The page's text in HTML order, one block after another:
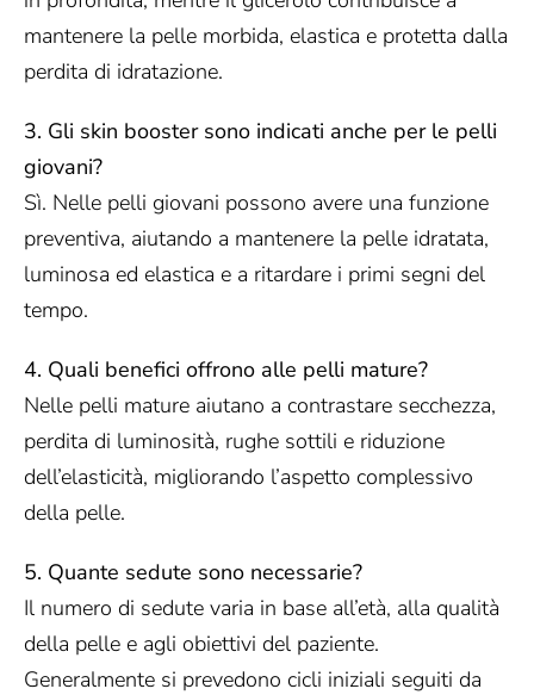
mantenere la pelle morbida, elastica e protetta dalla
perdita di idratazione.
3. Gli skin booster sono indicati anche per le pelli
giovani?
Sì. Nelle pelli giovani possono avere una funzione
preventiva, aiutando a mantenere la pelle idratata,
luminosa ed elastica e a ritardare i primi segni del
tempo.
4. Quali benefici offrono alle pelli mature?
Nelle pelli mature aiutano a contrastare secchezza,
perdita di luminosità, rughe sottili e riduzione
dell’elasticità, migliorando l’aspetto complessivo
della pelle.
5. Quante sedute sono necessarie?
Il numero di sedute varia in base all’età, alla qualità
della pelle e agli obiettivi del paziente.
Generalmente si prevedono cicli iniziali seguiti da